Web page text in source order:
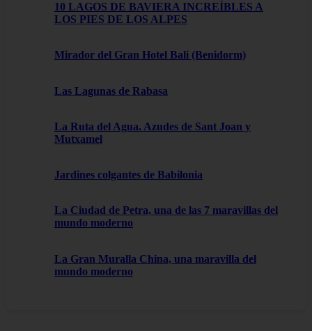
10 LAGOS DE BAVIERA INCREÍBLES A
LOS PIES DE LOS ALPES
Mirador del Gran Hotel Bali (Benidorm)
Las Lagunas de Rabasa
La Ruta del Agua. Azudes de Sant Joan y
Mutxamel
Jardines colgantes de Babilonia
La Ciudad de Petra, una de las 7 maravillas del
mundo moderno
La Gran Muralla China, una maravilla del
mundo moderno